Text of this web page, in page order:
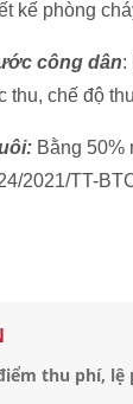
kế phòng
công dân:
thu, chế độ
Bằng 50%
2021/TT-
thu phí, lệ